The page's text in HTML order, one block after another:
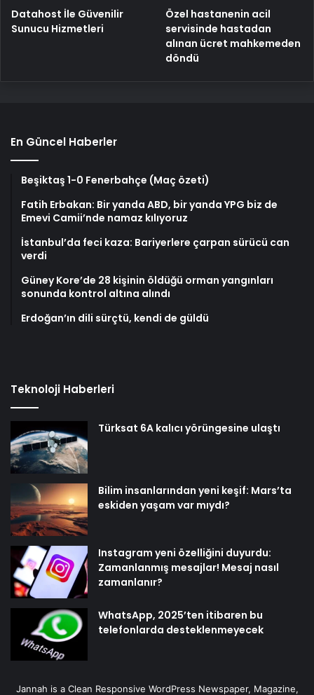
Datahost İle Güvenilir
Sunucu Hizmetleri
Özel hastanenin acil
servisinde hastadan
alınan ücret mahkemeden
döndü
En Güncel Haberler
Beşiktaş 1-0 Fenerbahçe (Maç özeti)
Fatih Erbakan: Bir yanda ABD, bir yanda YPG biz de
Emevi Camii’nde namaz kılıyoruz
İstanbul’da feci kaza: Bariyerlere çarpan sürücü can
verdi
Güney Kore’de 28 kişinin öldüğü orman yangınları
sonunda kontrol altına alındı
Erdoğan’ın dili sürçtü, kendi de güldü
Teknoloji Haberleri
Türksat 6A kalıcı yörüngesine ulaştı
Bilim insanlarından yeni keşif: Mars’ta
eskiden yaşam var mıydı?
Instagram yeni özelliğini duyurdu:
Zamanlanmış mesajlar! Mesaj nasıl
zamanlanır?
WhatsApp, 2025’ten itibaren bu
telefonlarda desteklenmeyecek
Jannah is a Clean Responsive WordPress Newspaper, Magazine,